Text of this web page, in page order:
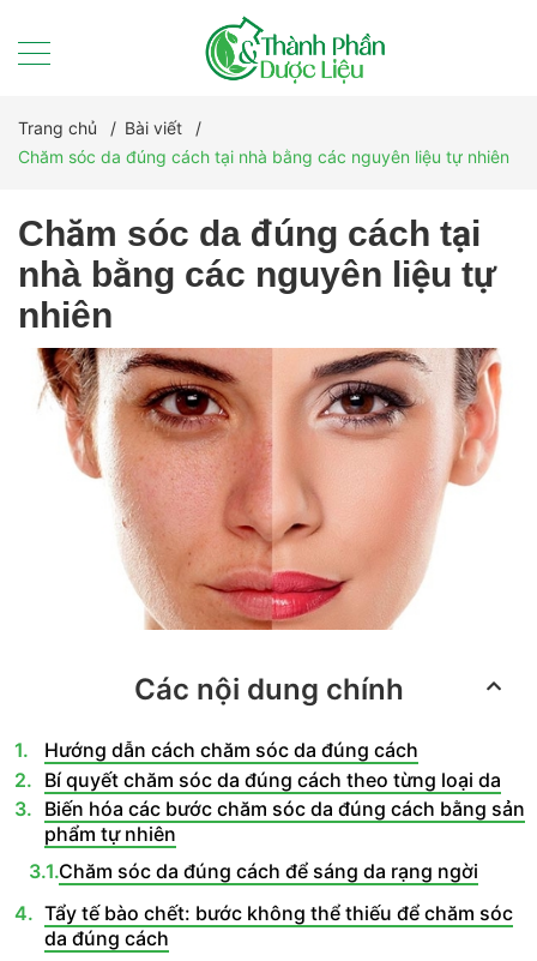
Trang chủ / Bài viết
/
Chăm sóc da đúng cách tại nhà bằng các nguyên liệu tự nhiên
Chăm sóc da đúng cách tại
nhà bằng các nguyên liệu tự
nhiên
Các nội dung chính
Hướng dẫn cách chăm sóc da đúng cách
Bí quyết chăm sóc da đúng cách theo từng loại da
Biến hóa các bước chăm sóc da đúng cách bằng sản
phẩm tự nhiên
Chăm sóc da đúng cách để sáng da rạng ngời
Tẩy tế bào chết: bước không thể thiếu để chăm sóc
da đúng cách